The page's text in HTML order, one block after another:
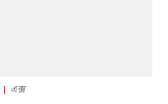
এক্স